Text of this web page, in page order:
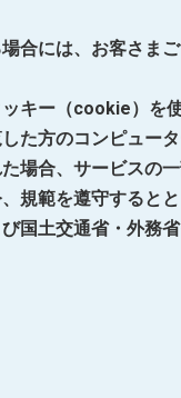
合には、お客さま
キー（cookie）を
た方のコンピュー
場合、サービスの
規範を遵守すると
国土交通省・外務